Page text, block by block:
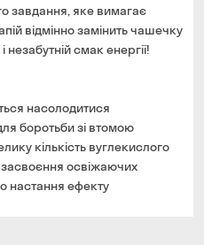
завдання, яке вимагає
відмінно замінить чашечку
смак енергії!
насолодитися
боротьби зі втомою
кількість вуглекислого
засвоєння освіжаючих
настання ефекту